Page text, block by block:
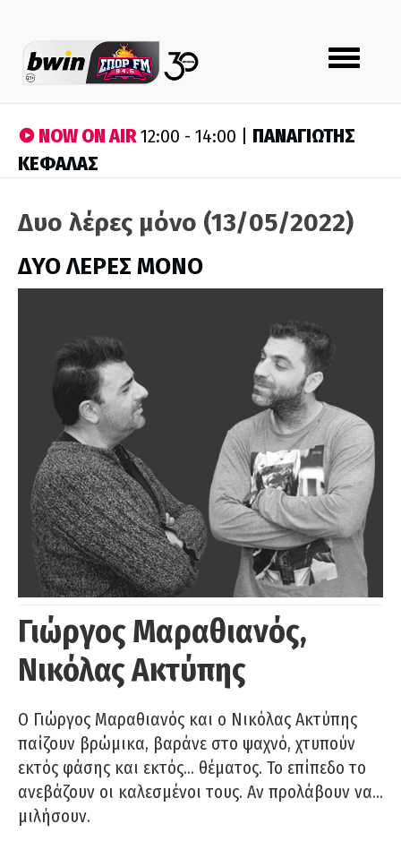
Toggle
navigation
NOW ON AIR12:00 - 14:00 | ΠΑΝΑΓΙΩΤΗΣ
ΚΕΦΑΛΑΣ
Δυο λέρες μόνο (13/05/2022)
ΔΥΟ ΛΕΡΕΣ ΜΟΝΟ
Γιώργος Μαραθιανός,
Νικόλας Ακτύπης
Ο Γιώργος Μαραθιανός και ο Νικόλας Ακτύπης
παίζουν βρώμικα, βαράνε στο ψαχνό, χτυπούν
εκτός φάσης και εκτός… θέματος. Το επίπεδο το
ανεβάζουν οι καλεσμένοι τους. Αν προλάβουν να…
μιλήσουν.